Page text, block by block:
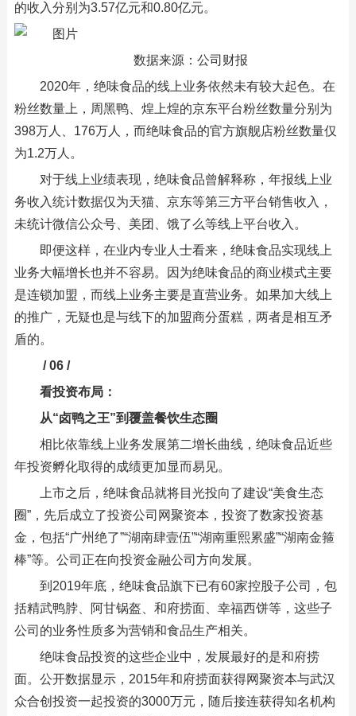
的收入分别为3.57亿元和0.80亿元。
数据来源：公司财报
2020年，绝味食品的线上业务依然未有较大起色。在
粉丝数量上，周黑鸭、煌上煌的京东平台粉丝数量分别为
398万人、176万人，而绝味食品的官方旗舰店粉丝数量仅
为1.2万人。
对于线上业绩表现，绝味食品曾解释称，年报线上业
务收入统计数据仅为天猫、京东等第三方平台销售收入，
未统计微信公众号、美团、饿了么等线上平台收入。
即便这样，在业内专业人士看来，绝味食品实现线上
业务大幅增长也并不容易。因为绝味食品的商业模式主要
是连锁加盟，而线上业务主要是直营业务。如果加大线上
的推广，无疑也是与线下的加盟商分蛋糕，两者是相互矛
盾的。
/ 06 /
看投资布局：
从“卤鸭之王”到覆盖餐饮生态圈
相比依靠线上业务发展第二增长曲线，绝味食品近些
年投资孵化取得的成绩更加显而易见。
上市之后，绝味食品就将目光投向了建设“美食生态
圈”，先后成立了投资公司网聚资本，投资了数家投资基
金，包括“广州绝了”“湖南肆壹伍”“湖南重熙累盛”“湖南金箍
棒”等。公司正在向投资金融公司方向发展。
到2019年底，绝味食品旗下已有60家控股子公司，包
括精武鸭脖、阿甘锅盔、和府捞面、幸福西饼等，这些子
公司的业务性质多为营销和食品生产相关。
绝味食品投资的这些企业中，发展最好的是和府捞
面。公开数据显示，2015年和府捞面获得网聚资本与武汉
众合创投资一起投资的3000万元，随后接连获得知名机构